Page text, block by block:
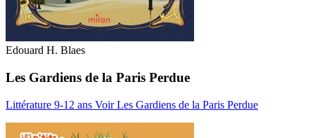
Edouard H. Blaes
Les Gardiens de la Paris Perdue
Littérature 9-12 ans Voir Les Gardiens de la Paris Perdue